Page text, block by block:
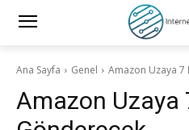
Ana Sayfa Genel Amazon Uzaya
Amazon Uzaya